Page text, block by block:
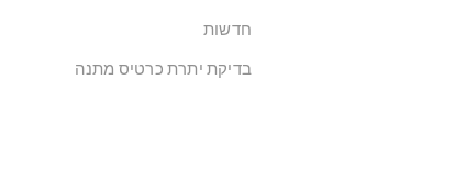
חדשות
בדיקת יתרת כרטיס מתנה